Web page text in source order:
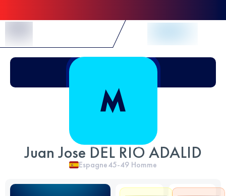
Juan Jose DEL RIO ADALID
Espagne45-49 Homme